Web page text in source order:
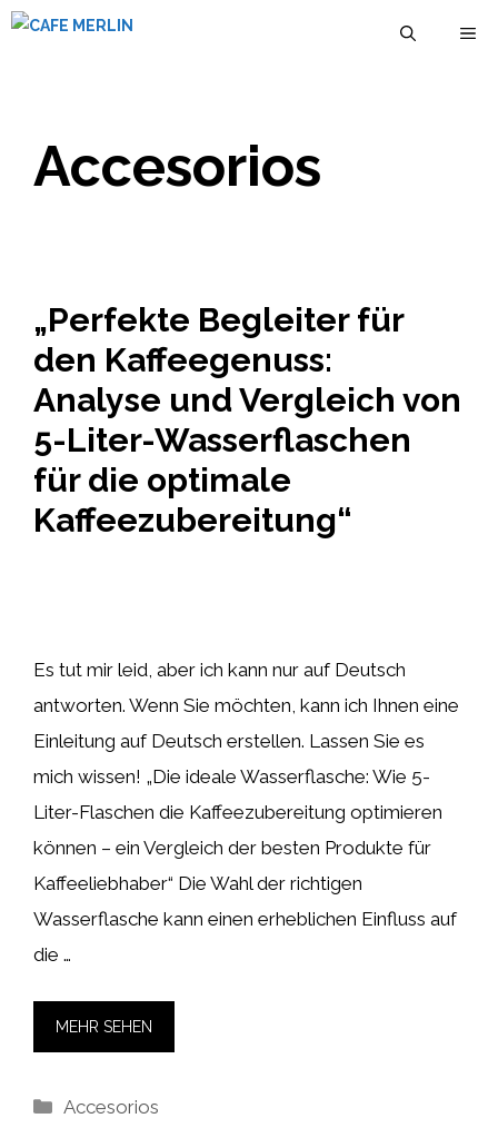
Zum
Accesorios
„Perfekte Begleiter für
den Kaffeegenuss:
Analyse und Vergleich von
5-Liter-Wasserflaschen
für die optimale
Kaffeezubereitung“
Es tut mir leid, aber ich kann nur auf Deutsch
antworten. Wenn Sie möchten, kann ich Ihnen eine
Einleitung auf Deutsch erstellen. Lassen Sie es
mich wissen! „Die ideale Wasserflasche: Wie 5-
Liter-Flaschen die Kaffeezubereitung optimieren
können – ein Vergleich der besten Produkte für
Kaffeeliebhaber“ Die Wahl der richtigen
Wasserflasche kann einen erheblichen Einfluss auf
die …
MEHR SEHEN
Kategorien
Accesorios